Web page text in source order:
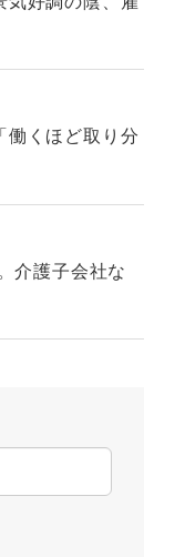
くほど取り分
介護子会社な